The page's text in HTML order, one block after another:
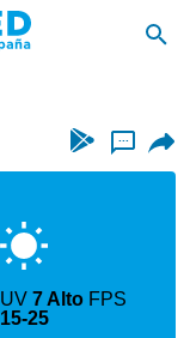
...
UV7 Alto FPS
15-25